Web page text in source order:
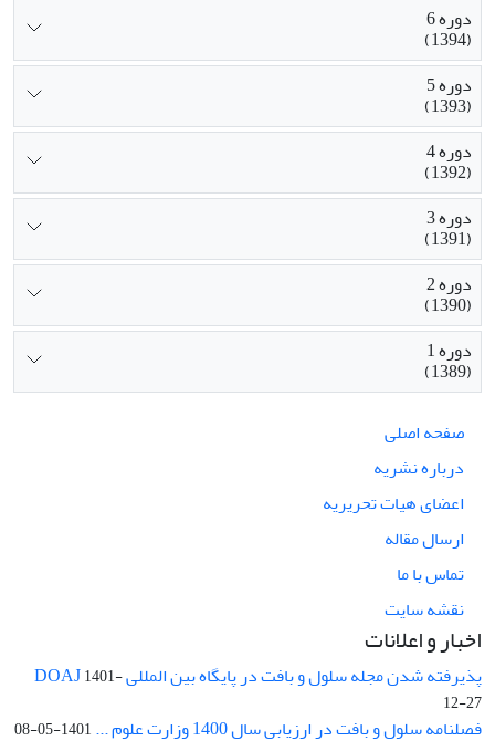
دوره 6
(1394)
دوره 5
(1393)
دوره 4
(1392)
دوره 3
(1391)
دوره 2
(1390)
دوره 1
(1389)
صفحه اصلی
درباره نشریه
اعضای هیات تحریریه
ارسال مقاله
تماس با ما
نقشه سایت
اخبار و اعلانات
پذیرفته شدن مجله سلول و بافت در پایگاه بین المللی DOAJ1401-
12-27
فصلنامه سلول و بافت در ارزیابی سال 1400 وزارت علوم ... 1401-05-08